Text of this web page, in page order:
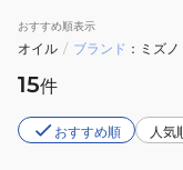
おすすめ順表示
オイル / ブランド ミズノ
15件
おすすめ順 人気